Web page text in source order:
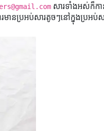
សារទាំងអស់ក៏ក
មានប្រអប់សារតូចៗនៅក្នុងប្រអប់